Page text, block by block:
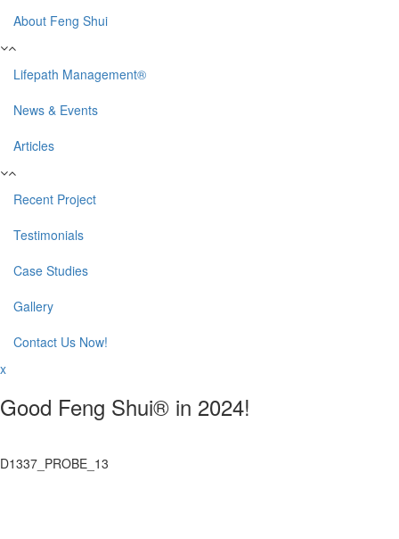
About Feng Shui
Lifepath Management®
News & Events
Articles
Recent Project
Testimonials
Case Studies
Gallery
Contact Us Now!
x
Good Feng Shui® in 2024!